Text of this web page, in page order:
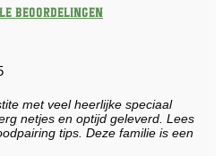
beoordelingen
met veel heerlijke speciaal
netjes en optijd geleverd. Lees
tips. Deze familie is een